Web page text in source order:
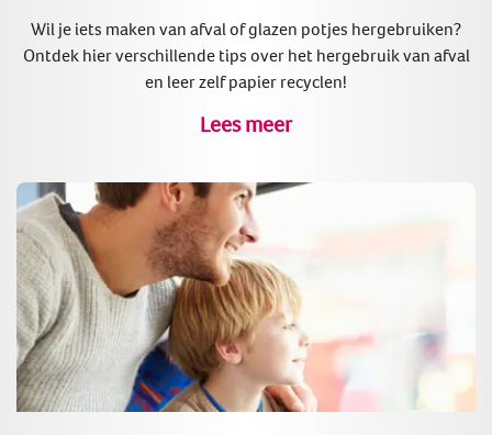
Wil je iets maken van afval of glazen potjes hergebruiken?
Ontdek hier verschillende tips over het hergebruik van afval
en leer zelf papier recyclen!
Lees meer